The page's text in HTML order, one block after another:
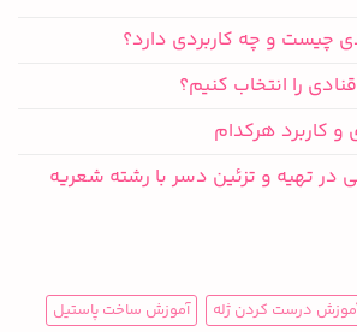
چیست و چه کاربردی دارد؟
را انتخاب کنیم؟
و کاربرد هرکدام
در تهیه و تزئین دسر با رشته شعریه
درست کردن ژله
آموزش ساخت پاستیل